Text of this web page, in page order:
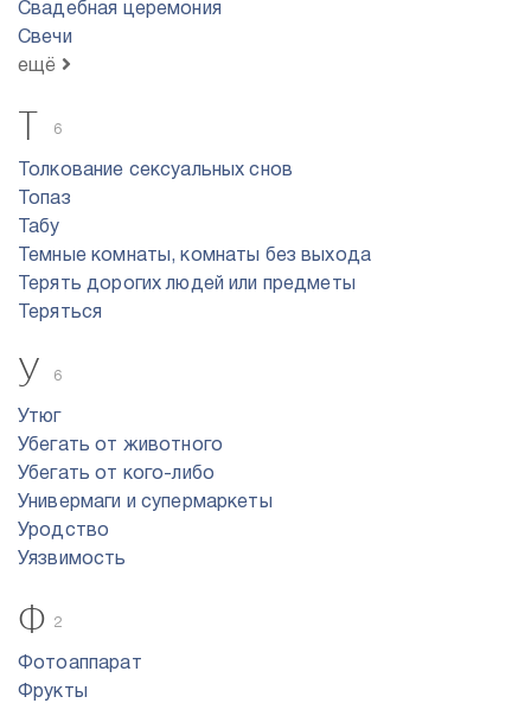
Свадебная церемония
Свечи
ещё
Т 6
Толкование сексуальных снов
Топаз
Табу
Темные комнаты, комнаты без выхода
Терять дорогих людей или предметы
Теряться
У 6
Утюг
Убегать от животного
Убегать от кого-либо
Универмаги и супермаркеты
Уродство
Уязвимость
Ф 2
Фотоаппарат
Фрукты